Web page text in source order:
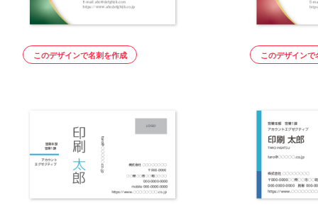
このデザインで名刺を作成 このデザインで